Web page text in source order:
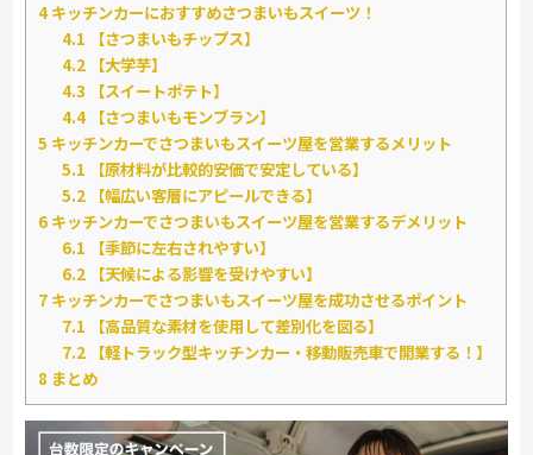
4キッチンカーにおすすめさつまいもスイーツ！
4.1 【さつまいもチップス】
4.2 【大学芋】
4.3 【スイートポテト】
4.4【さつまいもモンブラン】
5 キッチンカーでさつまいもスイーツ屋を営業するメリット
5.1 【原材料が比較的安価で安定している】
5.2 【幅広い客層にアピールできる】
6 キッチンカーでさつまいもスイーツ屋を営業するデメリット
6.1 【季節に左右されやすい】
6.2 【天候による影響を受けやすい】
7 キッチンカーでさつまいもスイーツ屋を成功させるポイント
7.1 【高品質な素材を使用して差別化を図る】
7.2 【軽トラック型キッチンカー・移動販売車で開業する！】
8 まとめ